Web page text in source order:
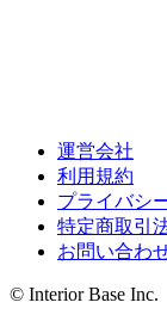
運営会社
利用規約
プライバシ
特定商取引
お問い合わ
© Interior Base Inc.